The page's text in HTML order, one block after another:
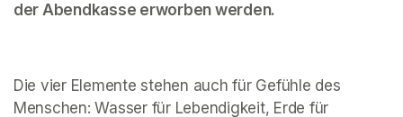
der Abendkasse erworben werden.
Die vier Elemente stehen auch für Gefühle des
Menschen: Wasser für Lebendigkeit, Erde für